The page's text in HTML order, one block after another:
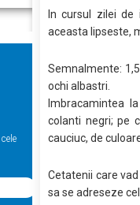
In cursul zilei
aceasta lipseste,
Semnalmente:
ochi albastri.
Imbracamintea
colanti negri; pe
cauciuc, de
Cetatenii care
sa se adreseze